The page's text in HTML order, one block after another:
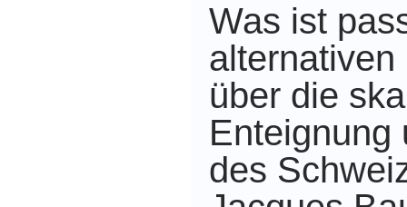
Was ist
über die
Enteignung
des